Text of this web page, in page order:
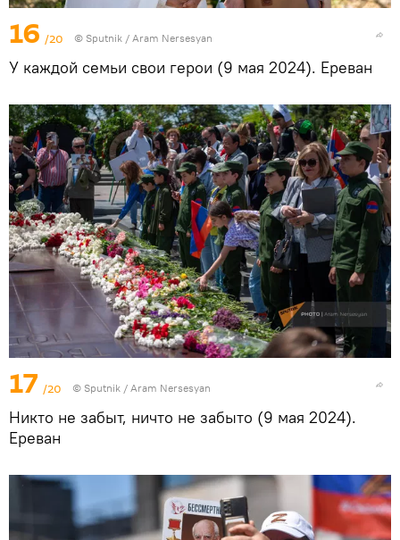
16 /20 © Sputnik / Aram Nersesyan
У каждой семьи свои герои (9 мая 2024). Еревaн
17 /20 © Sputnik / Aram Nersesyan
Никто не забыт, ничто не забыто (9 мая 2024).
Еревaн